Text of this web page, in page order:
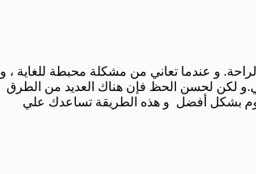
و عندما تعاني من مشكلة محبطة للغاية ، و
لكن لحسن الحظ فإن هناك العديد من الطرق
بشكل أفضل و هذه الطريقة تساعدك علي